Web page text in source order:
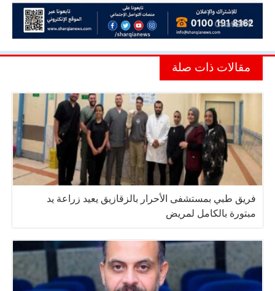
مقالات ذات صلة
فريق طبي بمستشفى الأحرار بالزقازيق يعيد زراعة يد
مبتورة بالكامل لمريض